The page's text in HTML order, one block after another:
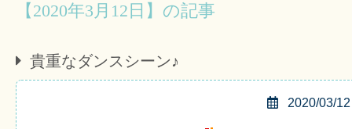
【2020年3月12日】の記事
貴重なダンスシーン♪
2020/03/12